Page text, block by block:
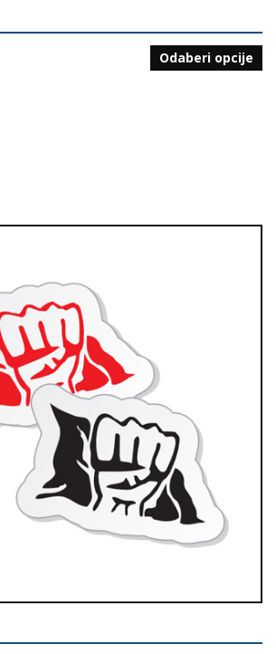
Odaberi opcije